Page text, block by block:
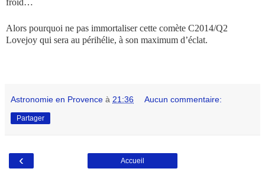
Alors pourquoi ne pas immortaliser cette comète C2014/Q2
Lovejoy qui sera au périhélie, à son maximum d’éclat.
Astronomie en Provence à 21:36 Aucun commentaire:
Partager
‹ Accueil